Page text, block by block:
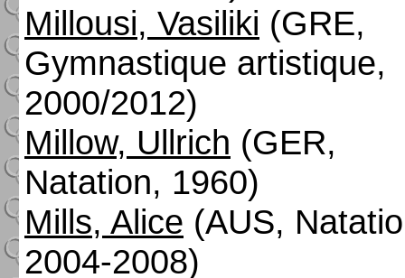
Millousi, Vasiliki (GRE,
Gymnastique artistique,
2000/2012)
Millow, Ullrich (GER,
Natation, 1960)
Mills, Alice (AUS,
2004-2008)